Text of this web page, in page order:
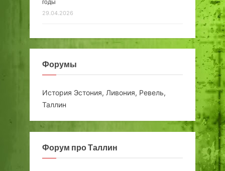
годы
29.04.2026
Форумы
История Эстония, Ливония, Ревель,
Таллин
Форум про Таллин